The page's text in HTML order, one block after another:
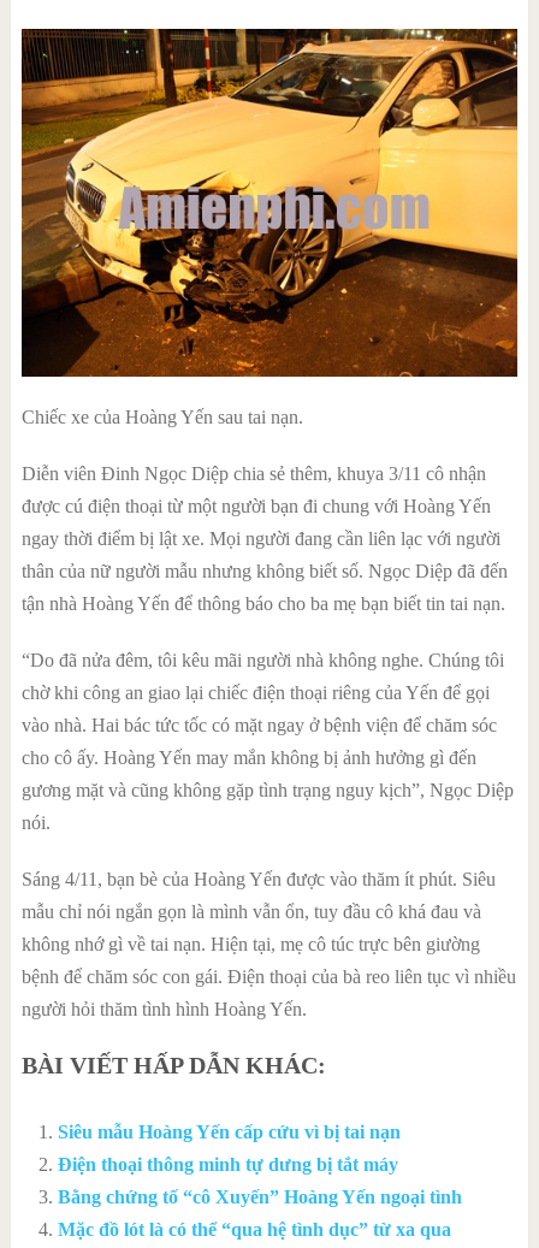
Chiếc xe của Hoàng Yến sau tai nạn.
Diễn viên Đinh Ngọc Diệp chia sẻ thêm, khuya 3/11 cô nhận
được cú điện thoại từ một người bạn đi chung với Hoàng Yến
ngay thời điểm bị lật xe. Mọi người đang cần liên lạc với người
thân của nữ người mẫu nhưng không biết số. Ngọc Diệp đã đến
tận nhà Hoàng Yến để thông báo cho ba mẹ bạn biết tin tai nạn.
“Do đã nửa đêm, tôi kêu mãi người nhà không nghe. Chúng tôi
chờ khi công an giao lại chiếc điện thoại riêng của Yến để gọi
vào nhà. Hai bác tức tốc có mặt ngay ở bệnh viện để chăm sóc
cho cô ấy. Hoàng Yến may mắn không bị ảnh hưởng gì đến
gương mặt và cũng không gặp tình trạng nguy kịch”, Ngọc Diệp
nói.
Sáng 4/11, bạn bè của Hoàng Yến được vào thăm ít phút. Siêu
mẫu chỉ nói ngắn gọn là mình vẫn ổn, tuy đầu cô khá đau và
không nhớ gì về tai nạn. Hiện tại, mẹ cô túc trực bên giường
bệnh để chăm sóc con gái. Điện thoại của bà reo liên tục vì nhiều
người hỏi thăm tình hình Hoàng Yến.
BÀI VIẾT HẤP DẪN KHÁC:
Siêu mẫu Hoàng Yến cấp cứu vì bị tai nạn
Điện thoại thông minh tự dưng bị tắt máy
Bằng chứng tố “cô Xuyến” Hoàng Yến ngoại tình
Mặc đồ lót là có thể “qua hệ tình dục” từ xa qua